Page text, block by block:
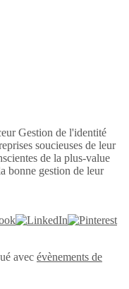
Gestion de l'identité
soucieuses de leur
de la plus-value
bonne gestion de leur
avec évènements de